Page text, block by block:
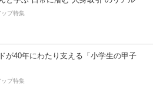
ップ特集
が40年にわたり支える「小学生の甲子
ップ特集